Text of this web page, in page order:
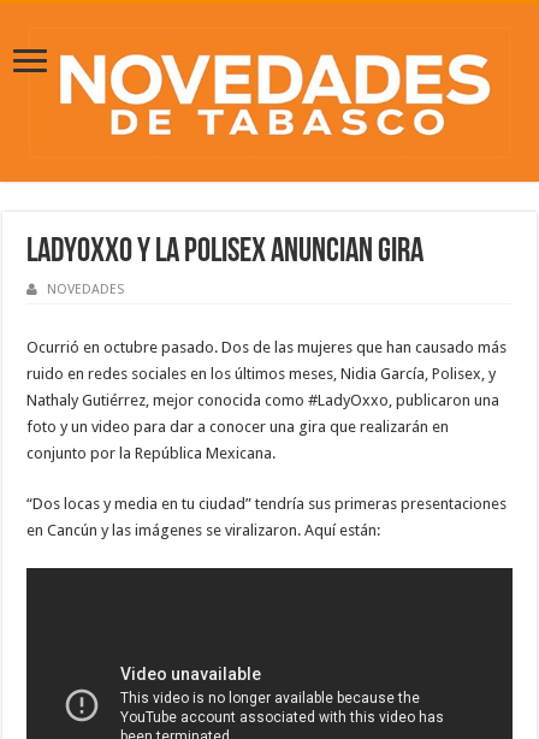
LadyOxxo y la Polisex anuncian gira
NOVEDADES
Ocurrió en octubre pasado. Dos de las mujeres que han causado más
ruido en redes sociales en los últimos meses, Nidia García, Polisex, y
Nathaly Gutiérrez, mejor conocida como #LadyOxxo, publicaron una
foto y un video para dar a conocer una gira que realizarán en
conjunto por la República Mexicana.
“Dos locas y media en tu ciudad” tendría sus primeras presentaciones
en Cancún y las imágenes se viralizaron. Aquí están: